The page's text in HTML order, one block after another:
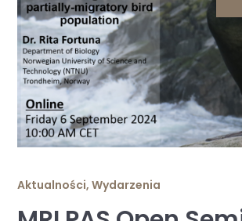
Aktualności,Wydarzenia